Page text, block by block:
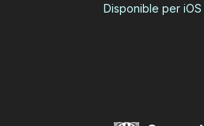
Disponible per